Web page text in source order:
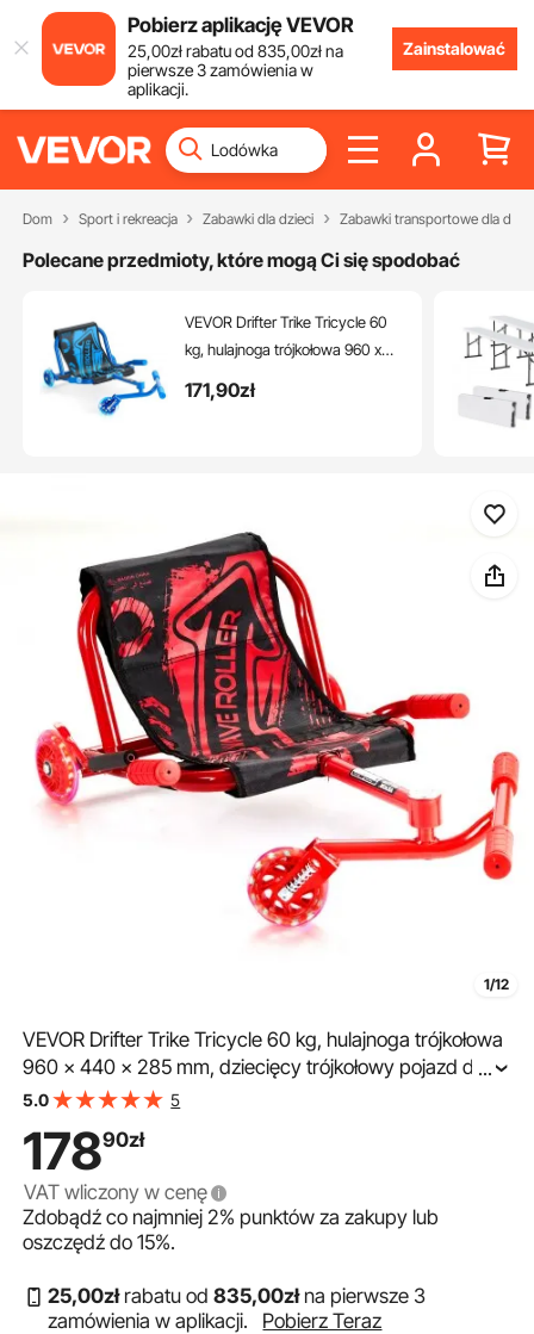
Pobierz aplikację VEVOR
25,00złrabatu od835,00złna
pierwsze 3 zamówienia w
aplikacji.
Zainstalować
Dom Sport i rekreacja Zabawki dla dzieci Zabawki transportowe dla
Polecane przedmioty, które mogą Ci się spodobać
VEVOR Drifter Trike Tricycle 60
kg, hulajnoga trójkołowa 960 x
trójkołowy pojazd dla dzieci od 4
171,90zł
1/12
VEVOR Drifter Trike Tricycle 60 kg, hulajnoga trójkołowa
960 x 440 x 285 mm, dziecięcy trójkołowy pojazd dla
dzieci od 4 lat, jeździ po wszystkich twardych
...
5.0 5
17890zł
VAT wliczony w cenę
Zdobądź co najmniej 2% punktów za zakupy lub
oszczędź do15%.
25,00złrabatu od835,00złna pierwsze 3
zamówienia w aplikacji.
Pobierz Teraz